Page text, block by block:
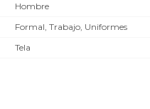
Hombre
Formal, Trabajo, Uniformes
Tela